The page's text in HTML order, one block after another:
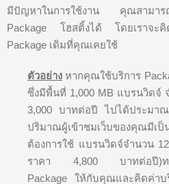
มีปัญหาในการใช้งาน คุณสามา
Package โฮสติ้งได้ โดยเราจะคิ
Package เดิมที่คุณเคยใช้
ตัวอย่าง หากคุณใช้บริการ
ซึ่งมีพื้นที่ 1,000 MB แบรนวิดจ์
3,000 บาทต่อปี ไปได้ประมา
ปริมาณผู้เข้าชมเว็บของคุณมี
ต้องการใช้ แบรนวิดจ์จำนวน
ราคา 4,800 บาทต่อปี)ทาง
Package ให้กับคุณและคิดค่าบ